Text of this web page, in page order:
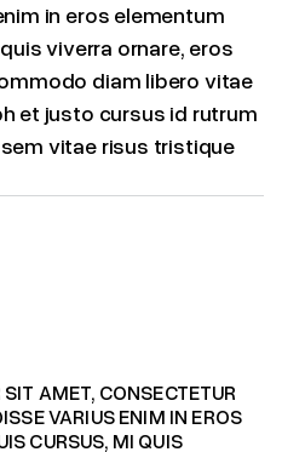
in eros elementum
viverra ornare, eros
diam libero vitae
et justo cursus id rutrum
vitae risus tristique
AMET, CONSECTETUR
VARIUS ENIM IN EROS
CURSUS, MI QUIS